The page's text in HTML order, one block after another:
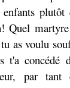
Quel
as voulu
t'a concédé
par tant